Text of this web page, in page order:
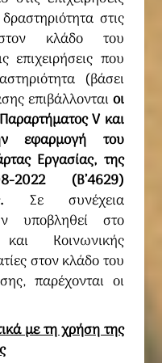
στις
κλάδο του
επιχειρήσεις που
(βάσει
επιβάλλονταιοι
V και
εφαρμογή του
Εργασίας, της
2022 (Β’4629)
Σε συνέχεια
υποβληθεί στο
Κοινωνικής
στον κλάδο του
παρέχονται οι
με τη χρήση της